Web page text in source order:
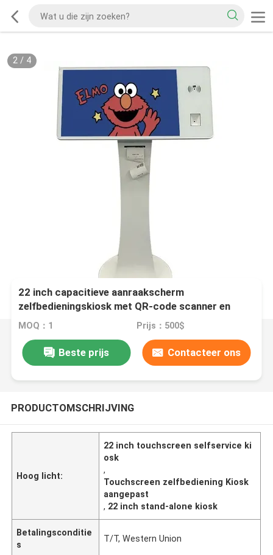
2/ 4
22 inch capacitieve aanraakscherm
zelfbedieningskiosk met QR-code scanner en
aanpasbare opties
MOQ：1 Prijs：500$
Beste prijs Contacteer ons
PRODUCTOMSCHRIJVING
Hoog licht:
22 inch touchscreen selfservice ki
osk
,
Touchscreen zelfbediening Kiosk
aangepast
, 22 inch stand-alone kiosk
Betalingsconditie
s
T/T, Western Union